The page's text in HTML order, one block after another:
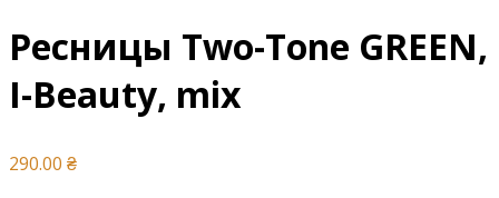
Ресницы Two-Tone GREEN,
I-Beauty, mix
290.00 ₴